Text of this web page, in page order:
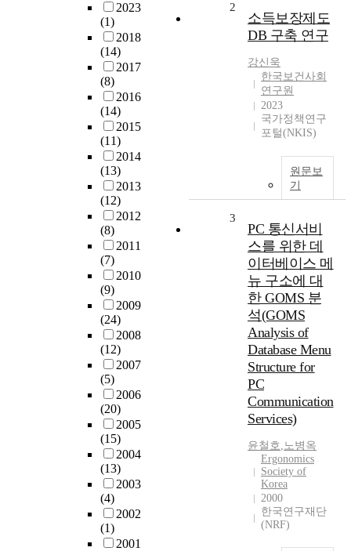
2023
(1)
2018
(14)
2017
(8)
2016
(14)
2015
(11)
2014
(13)
2013
(12)
2012
(8)
2011
(7)
2010
(9)
2009
(24)
2008
(12)
2007
(5)
2006
(20)
2005
(15)
2004
(13)
2003
(4)
2002
(1)
2001
2
소득보장제도
DB 구축 연구
강신욱
한국보건사회
연구원
2023
국가정책연구
포털(NKIS)
원문보
기
3
PC 통신서비
스를 위한 데
이터베이스 메
뉴 구소에 대
한 GOMS 분
석(GOMS
Analysis of
Database Menu
Structure for
PC
Communication
Services)
윤철호,노병옥
Ergonomics
Society of
Korea
2000
한국연구재단
(NRF)